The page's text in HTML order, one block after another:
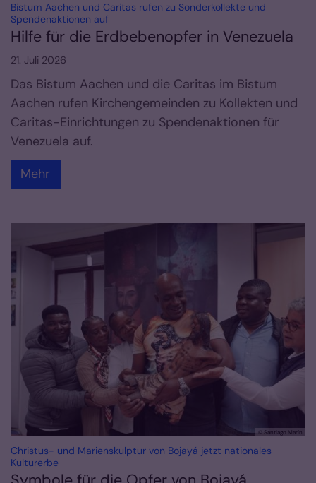
Bistum Aachen und Caritas rufen zu Sonderkollekte und
Spendenaktionen auf
Hilfe für die Erdbebenopfer in Venezuela
21. Juli 2026
Das Bistum Aachen und die Caritas im Bistum
Aachen rufen Kirchengemeinden zu Kollekten und
Caritas-Einrichtungen zu Spendenaktionen für
Venezuela auf.
Mehr
© Santiago Marín
Christus- und Marienskulptur von Bojayá jetzt nationales
Kulturerbe